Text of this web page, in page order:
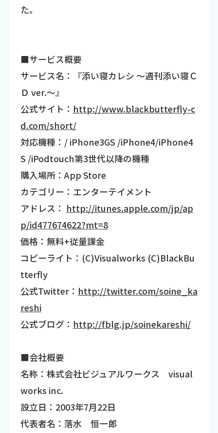
た。
■サービス概要
サービス名：『添い寝カレシ ～週刊添い寝Ｃ
Ｄ ver.～』
公式サイト： http://www.blackbutterfly-c
d.com/short/
対応機種：/ iPhone3GS /iPhone4/iPhone4
S /iPodtouch第3世代以降の機種
購入場所：App Store
カテゴリー：エンターテイメント
アドレス： http://itunes.apple.com/jp/ap
p/id477674622?mt=8
価格：無料+従量課金
コピーライト：(C)Visualworks (C)BlackBu
tterfly
公式Twitter： http://twitter.com/soine_ka
reshi
公式ブログ： http://fblg.jp/soinekareshi/
■会社概要
名称：株式会社ビジュアルワークス visual
works inc.
設立日：2003年7月22日
代表者名：落水 恒一郎